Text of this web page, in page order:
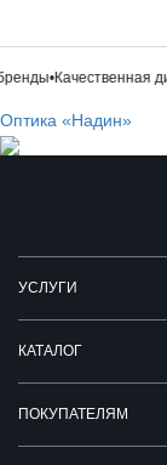
•Качественная
Оптика «Надин»
УСЛУГИ
КАТАЛОГ
ПОКУПАТЕЛЯМ